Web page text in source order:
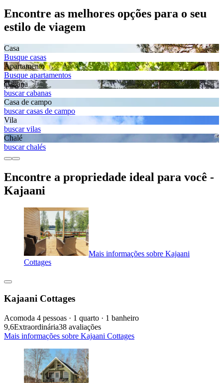
Encontre as melhores opções para o seu
estilo de viagem
Casa
Busque casas
Apartamento
Busque apartamentos
Cabana
buscar cabanas
Casa de campo
buscar casas de campo
Vila
buscar vilas
Chalé
buscar chalés
Encontre a propriedade ideal para você -
Kajaani
Mais informações sobre Kajaani
Cottages
Kajaani Cottages
Acomoda 4 pessoas · 1 quarto · 1 banheiro
9,6Extraordinária38 avaliações
Mais informações sobre Kajaani Cottages